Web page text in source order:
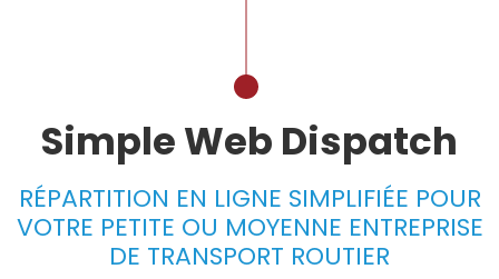
Simple Web Dispatch
RÉPARTITION EN LIGNE SIMPLIFIÉE POUR
VOTRE PETITE OU MOYENNE ENTREPRISE
DE TRANSPORT ROUTIER